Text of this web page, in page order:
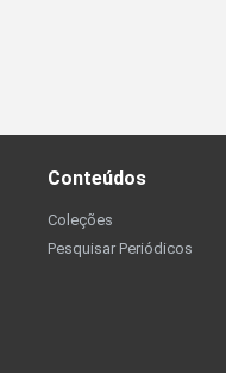
Conteúdos
Coleções
Pesquisar Periódicos